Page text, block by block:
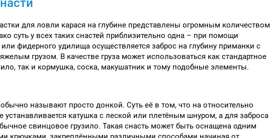
для ловли карася на глубине представлены огромным количеством
суть у всех таких снастей приблизительно одна – при помощи
фидерного удилища осуществляется заброс на глубину приманки с
грузом. В качестве груза может использоваться как стандартное
так и кормушка, соска, макушатник и тому подобные элементы.
называют просто донкой. Суть её в том, что на относительно
устанавливается катушка с леской или плетёным шнуром, а для заброса
свинцовое грузило. Такая снасть может быть оснащена одним